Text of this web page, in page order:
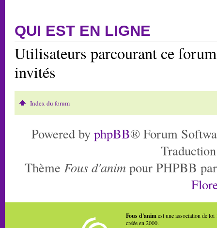
QUI EST EN LIGNE
Utilisateurs parcourant ce
invités
Index du forum
Powered by phpBB® Forum
Thème Fous d'anim pour PHPBB
Fous d'animest une association de loi
créée en 2000.